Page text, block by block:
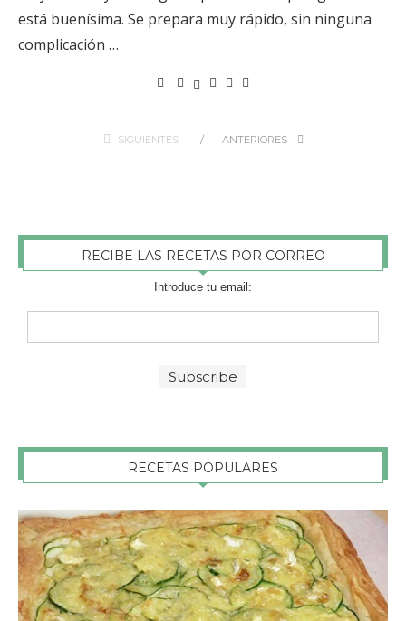
está buenísima. Se prepara muy rápido, sin ninguna
complicación …
SIGUIENTES ANTERIORES
RECIBE LAS RECETAS POR CORREO
Introduce tu email:
RECETAS POPULARES